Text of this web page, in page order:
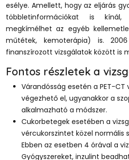
esélye. Amellett, hogy az eljárás
többletinformációkat is
megkímélhet az egyéb
műtétek, kemoterápia) is.
finanszírozott vizsgálatok között is
Fontos részletek a
Várandósság esetén a PET-CT
végezhető el, ugyanakkor a
alkalmazható a módszer.
Cukorbetegek esetében a
vércukorszintet közel normális
Ebben az esetben 4 órával a
Gyógyszereket, inzulint